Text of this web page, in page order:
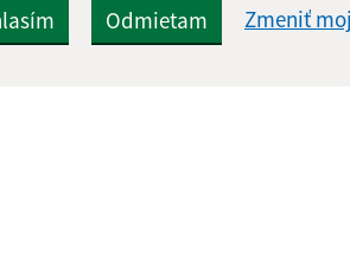
Odmietam Zmeniť